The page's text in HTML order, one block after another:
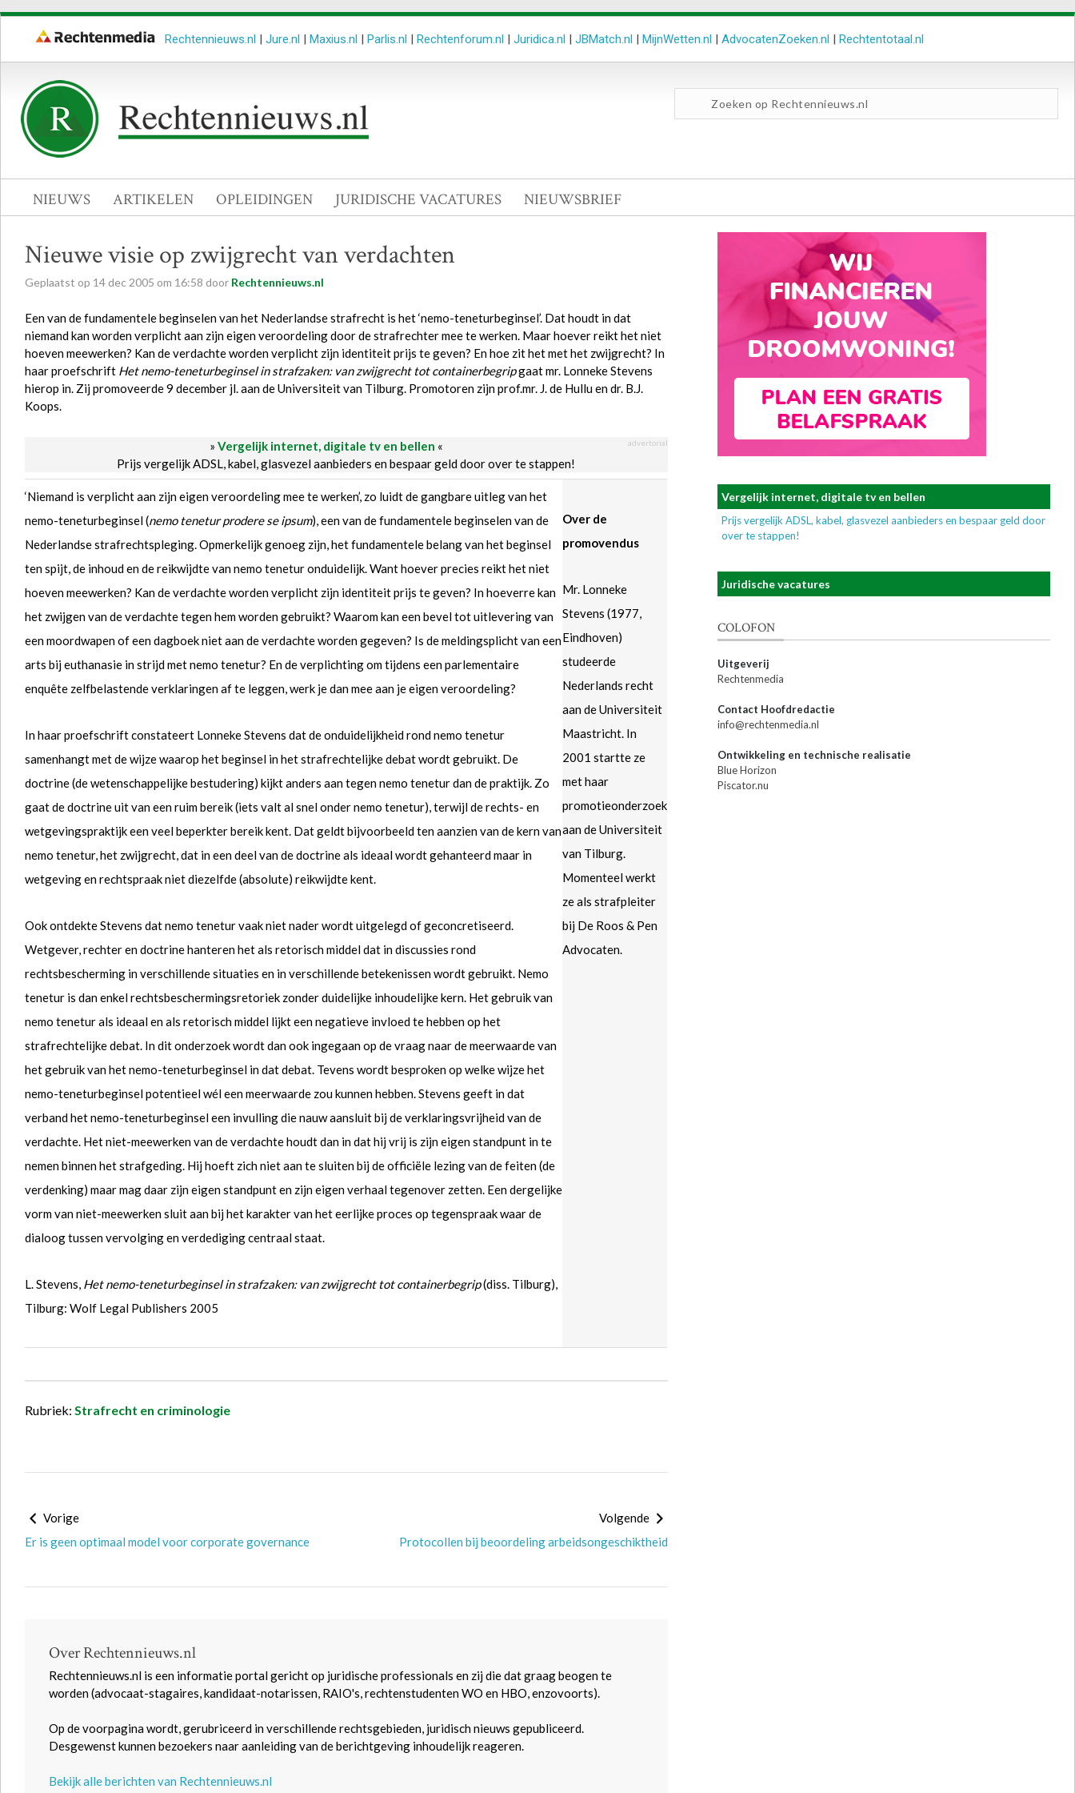
Rechtennieuws.nl | Jure.nl | Maxius.nl | Parlis.nl | Rechtenforum.nl | Juridica.nl | JBMatch.nl | MijnWetten.nl | AdvocatenZoeken.nl | Rechtentotaal.nl
NIEUWS ARTIKELEN OPLEIDINGEN JURIDISCHE VACATURES NIEUWSBRIEF
Nieuwe visie op zwijgrecht van verdachten
Geplaatst op 14 dec 2005 om 16:58 door Rechtennieuws.nl
Een van de fundamentele beginselen van het Nederlandse strafrecht is het ‘nemo-teneturbeginsel’. Dat houdt in dat
niemand kan worden verplicht aan zijn eigen veroordeling door de strafrechter mee te werken. Maar hoever reikt het niet
hoeven meewerken? Kan de verdachte worden verplicht zijn identiteit prijs te geven? En hoe zit het met het zwijgrecht? In
haar proefschrift Het nemo-teneturbeginsel in strafzaken: van zwijgrecht tot containerbegripgaat mr. Lonneke Stevens
hierop in. Zij promoveerde 9 december jl. aan de Universiteit van Tilburg. Promotoren zijn prof.mr. J. de Hullu en dr. B.J.
Koops.
» Vergelijk internet, digitale tv en bellen « advertorial
Prijs vergelijk ADSL, kabel, glasvezel aanbieders en bespaar geld door over te stappen!
‘Niemand is verplicht aan zijn eigen veroordeling mee te werken’, zo luidt de gangbare uitleg van het
nemo-teneturbeginsel (nemo tenetur prodere se ipsum), een van de fundamentele beginselen van de
Nederlandse strafrechtspleging. Opmerkelijk genoeg zijn, het fundamentele belang van het beginsel
ten spijt, de inhoud en de reikwijdte van nemo tenetur onduidelijk. Want hoever precies reikt het niet
hoeven meewerken? Kan de verdachte worden verplicht zijn identiteit prijs te geven? In hoeverre kan
het zwijgen van de verdachte tegen hem worden gebruikt? Waarom kan een bevel tot uitlevering van
een moordwapen of een dagboek niet aan de verdachte worden gegeven? Is de meldingsplicht van een
arts bij euthanasie in strijd met nemo tenetur? En de verplichting om tijdens een parlementaire
enquête zelfbelastende verklaringen af te leggen, werk je dan mee aan je eigen veroordeling?
In haar proefschrift constateert Lonneke Stevens dat de onduidelijkheid rond nemo tenetur
samenhangt met de wijze waarop het beginsel in het strafrechtelijke debat wordt gebruikt. De
doctrine (de wetenschappelijke bestudering) kijkt anders aan tegen nemo tenetur dan de praktijk. Zo
gaat de doctrine uit van een ruim bereik (iets valt al snel onder nemo tenetur), terwijl de rechts- en
wetgevingspraktijk een veel beperkter bereik kent. Dat geldt bijvoorbeeld ten aanzien van de kern van
nemo tenetur, het zwijgrecht, dat in een deel van de doctrine als ideaal wordt gehanteerd maar in
wetgeving en rechtspraak niet diezelfde (absolute) reikwijdte kent.
Ook ontdekte Stevens dat nemo tenetur vaak niet nader wordt uitgelegd of geconcretiseerd.
Wetgever, rechter en doctrine hanteren het als retorisch middel dat in discussies rond
rechtsbescherming in verschillende situaties en in verschillende betekenissen wordt gebruikt. Nemo
tenetur is dan enkel rechtsbeschermingsretoriek zonder duidelijke inhoudelijke kern. Het gebruik van
nemo tenetur als ideaal en als retorisch middel lijkt een negatieve invloed te hebben op het
strafrechtelijke debat. In dit onderzoek wordt dan ook ingegaan op de vraag naar de meerwaarde van
het gebruik van het nemo-teneturbeginsel in dat debat. Tevens wordt besproken op welke wijze het
nemo-teneturbeginsel potentieel wél een meerwaarde zou kunnen hebben. Stevens geeft in dat
verband het nemo-teneturbeginsel een invulling die nauw aansluit bij de verklaringsvrijheid van de
verdachte. Het niet-meewerken van de verdachte houdt dan in dat hij vrij is zijn eigen standpunt in te
nemen binnen het strafgeding. Hij hoeft zich niet aan te sluiten bij de officiële lezing van de feiten (de
verdenking) maar mag daar zijn eigen standpunt en zijn eigen verhaal tegenover zetten. Een dergelijke
vorm van niet-meewerken sluit aan bij het karakter van het eerlijke proces op tegenspraak waar de
dialoog tussen vervolging en verdediging centraal staat.
L. Stevens, Het nemo-teneturbeginsel in strafzaken: van zwijgrecht tot containerbegrip(diss. Tilburg),
Tilburg: Wolf Legal Publishers 2005
Over de
promovendus
Mr. Lonneke
Stevens (1977,
Eindhoven)
studeerde
Nederlands recht
aan de Universiteit
Maastricht. In
2001 startte ze
met haar
promotieonderzoek
aan de Universiteit
van Tilburg.
Momenteel werkt
ze als strafpleiter
bij De Roos & Pen
Advocaten.
Rubriek: Strafrecht en criminologie
Vorige
Er is geen optimaal model voor corporate governance
Volgende
Protocollen bij beoordeling arbeidsongeschiktheid
Over Rechtennieuws.nl
Rechtennieuws.nl is een informatie portal gericht op juridische professionals en zij die dat graag beogen te
worden (advocaat-stagaires, kandidaat-notarissen, RAIO's, rechtenstudenten WO en HBO, enzovoorts).
Op de voorpagina wordt, gerubriceerd in verschillende rechtsgebieden, juridisch nieuws gepubliceerd.
Desgewenst kunnen bezoekers naar aanleiding van de berichtgeving inhoudelijk reageren.
Bekijk alle berichten van Rechtennieuws.nl
Vergelijk internet, digitale tv en bellen
Prijs vergelijk ADSL, kabel, glasvezel aanbieders en bespaar geld door
over te stappen!
Juridische vacatures
COLOFON
Uitgeverij
Rechtenmedia
Contact Hoofdredactie
info@rechtenmedia.nl
Ontwikkeling en technische realisatie
Blue Horizon
Piscator.nu